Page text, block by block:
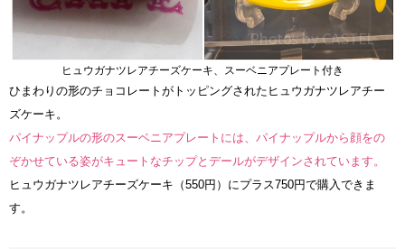
ヒュウガナツレアチーズケーキ、スーベニアプレート付き
ひまわりの形のチョコレートがトッピングされたヒュウガナツレアチー
ズケーキ。
パイナップルの形のスーベニアプレートには、パイナップルから顔をの
ぞかせている姿がキュートなチップとデールがデザインされています。
ヒュウガナツレアチーズケーキ（550円）にプラス750円で購入できま
す。